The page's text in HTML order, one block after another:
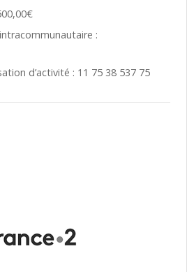
:
d’activité : 11 75 38 537 75